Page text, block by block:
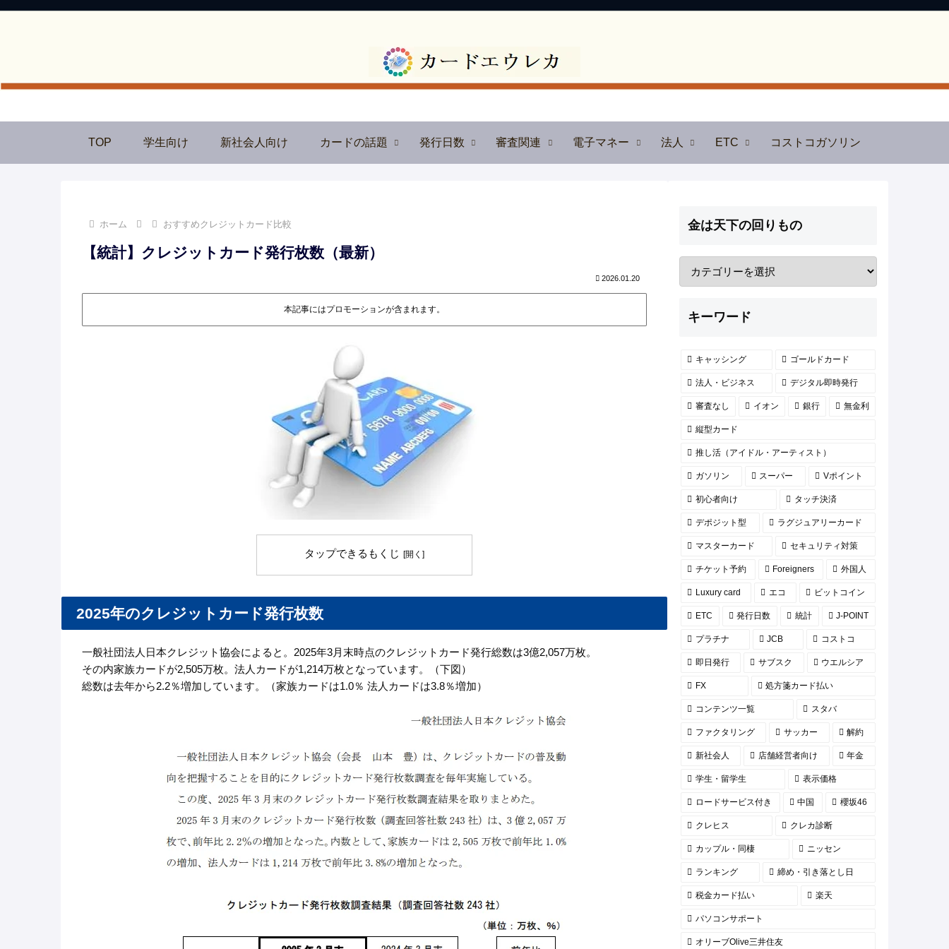
TOP 学生向け 新社会人向け カードの話題 発行日数 審査関連 電子マネー 法人 ETC コストコガソリン
ホーム おすすめクレジットカード比較
【統計】クレジットカード発行枚数（最新）
2026.01.20
本記事にはプロモーションが含まれます。
タップできるもくじ
2025年のクレジットカード発行枚数
一般社団法人日本クレジット協会によると。2025年3月末時点のクレジットカード発行総数は3億2,057万枚。
その内家族カードが2,505万枚。法人カードが1,214万枚となっています。（下図）
総数は去年から2.2％増加しています。（家族カードは1.0％ 法人カードは3.8％増加）
金は天下の回りもの
キーワード
キャッシング ゴールドカード
法人・ビジネス デジタル即時発行
審査なし イオン 銀行 無金利
縦型カード
推し活（アイドル・アーティスト）
ガソリン スーパー Vポイント
初心者向け タッチ決済
デポジット型 ラグジュアリーカード
マスターカード セキュリティ対策
チケット予約 Foreigners 外国人
Luxury card エコ ビットコイン
ETC 発行日数 統計 J-POINT
プラチナ JCB コストコ
即日発行 サブスク ウエルシア
FX 処方箋カード払い
コンテンツ一覧 スタバ
ファクタリング サッカー 解約
新社会人 店舗経営者向け 年金
学生・留学生 表示価格
ロードサービス付き 中国 櫻坂46
クレヒス クレカ診断
カップル・同棲 ニッセン
ランキング 締め・引き落とし日
税金カード払い 楽天
パソコンサポート
オリーブOlive三井住友